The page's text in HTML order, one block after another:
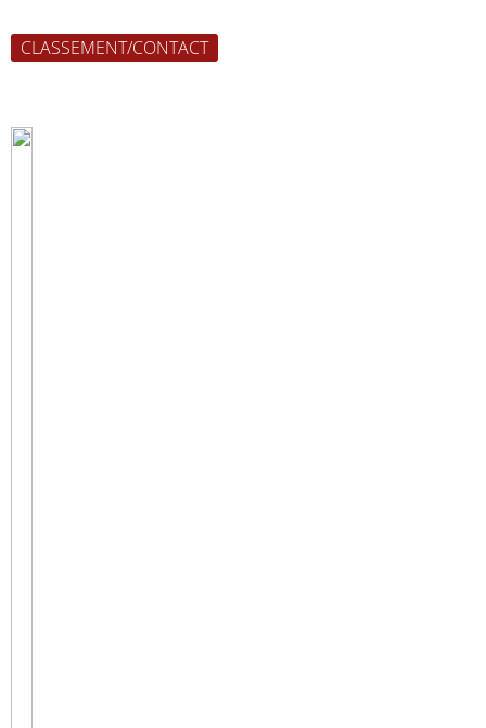
CLASSEMENT/CONTACT